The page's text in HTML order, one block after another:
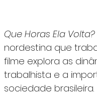
Que Horas Ela Volta?
nordestina que
filme explora as
trabalhista e a
sociedade brasileira.